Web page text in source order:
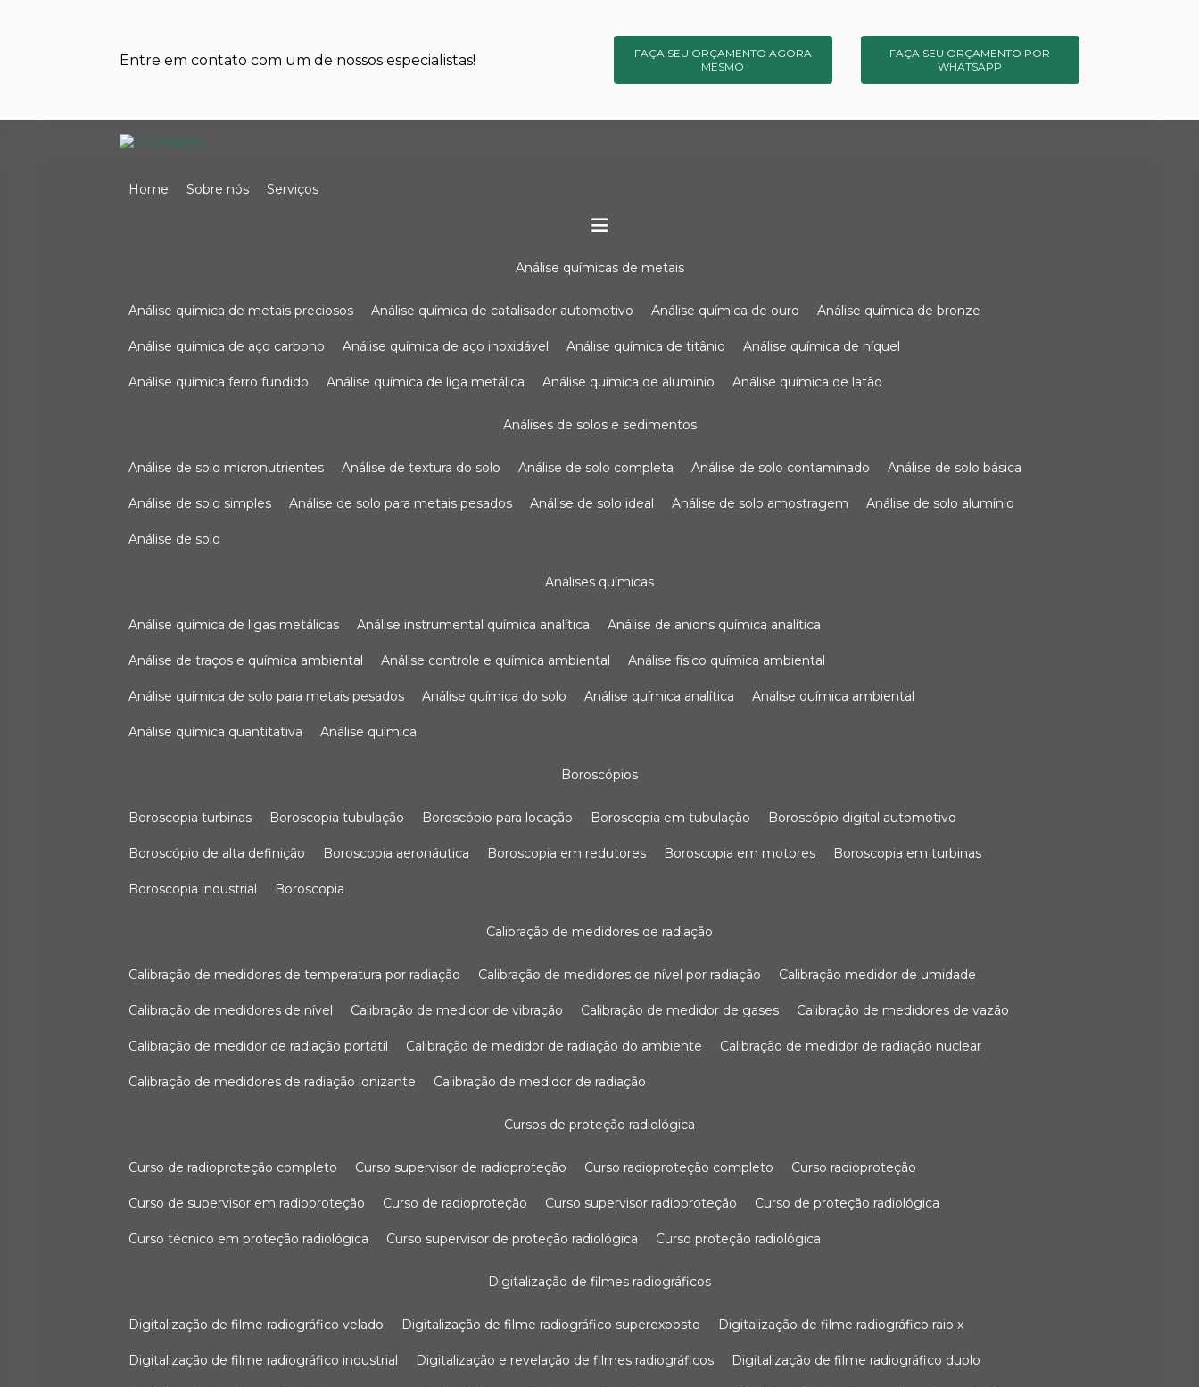
Entre em contato com um de nossos especialistas!
FAÇA SEU ORÇAMENTO AGORA
MESMO
FAÇA SEU ORÇAMENTO POR
WHATSAPP
Home Sobre nós Serviços
análise químicas de metais
análise química de metais preciosos análise química de catalisador automotivo análise química de ouro análise química de bronze
análise química de aço carbono análise química de aço inoxidável análise química de titânio análise química de níquel
análise química ferro fundido análise química de liga metálica análise química de aluminio análise química de latão
análises de solos e sedimentos
análise de solo micronutrientes análise de textura do solo análise de solo completa análise de solo contaminado análise de solo básica
análise de solo simples análise de solo para metais pesados análise de solo ideal análise de solo amostragem análise de solo alumínio
análise de solo
análises químicas
análise química de ligas metálicas análise instrumental química analítica análise de anions química analítica
análise de traços e química ambiental análise controle e química ambiental análise físico química ambiental
análise química de solo para metais pesados análise química do solo análise química analítica análise química ambiental
análise química quantitativa análise química
boroscópios
boroscopia turbinas boroscopia tubulação boroscópio para locação boroscopia em tubulação boroscópio digital automotivo
boroscópio de alta definição boroscopia aeronáutica boroscopia em redutores boroscopia em motores boroscopia em turbinas
boroscopia industrial boroscopia
calibração de medidores de radiação
calibração de medidores de temperatura por radiação calibração de medidores de nível por radiação calibração medidor de umidade
calibração de medidores de nível calibração de medidor de vibração calibração de medidor de gases calibração de medidores de vazão
calibração de medidor de radiação portátil calibração de medidor de radiação do ambiente calibração de medidor de radiação nuclear
calibração de medidores de radiação ionizante calibração de medidor de radiação
cursos de proteção radiológica
curso de radioproteção completo curso supervisor de radioproteção curso radioproteção completo curso radioproteção
curso de supervisor em radioproteção curso de radioproteção curso supervisor radioproteção curso de proteção radiológica
curso técnico em proteção radiológica curso supervisor de proteção radiológica curso proteção radiológica
digitalização de filmes radiográficos
digitalização de filme radiográfico velado digitalização de filme radiográfico superexposto digitalização de filme radiográfico raio x
digitalização de filme radiográfico industrial digitalização e revelação de filmes radiográficos digitalização de filme radiográfico duplo